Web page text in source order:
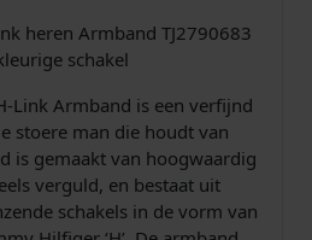
heren Armband TJ2790683
schakel
Link Armband is een verfijnd
stoere man die houdt van
is gemaakt van hoogwaardig
verguld, en bestaat uit
schakels in de vorm van